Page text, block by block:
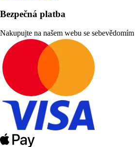
Bezpečná platba
Nakupujte na našem webu se sebevědomím